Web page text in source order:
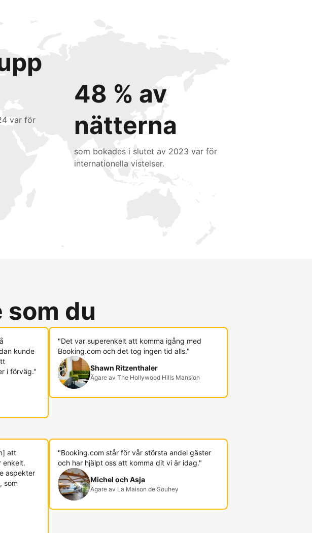
var för
48 % av
nätterna
som bokades i slutet av 2023 var för
internationella vistelser.
som du
kunde
i förväg."
"Det var superenkelt att komma igång med
Booking.com och det tog ingen tid alls."
Shawn Ritzenthaler
Ägare av The Hollywood Hills Mansion
att
enkelt.
aspekter
som
"Booking.com står för vår största andel gäster
och har hjälpt oss att komma dit vi är idag."
Michel och Asja
Ägare av La Maison de Souhey